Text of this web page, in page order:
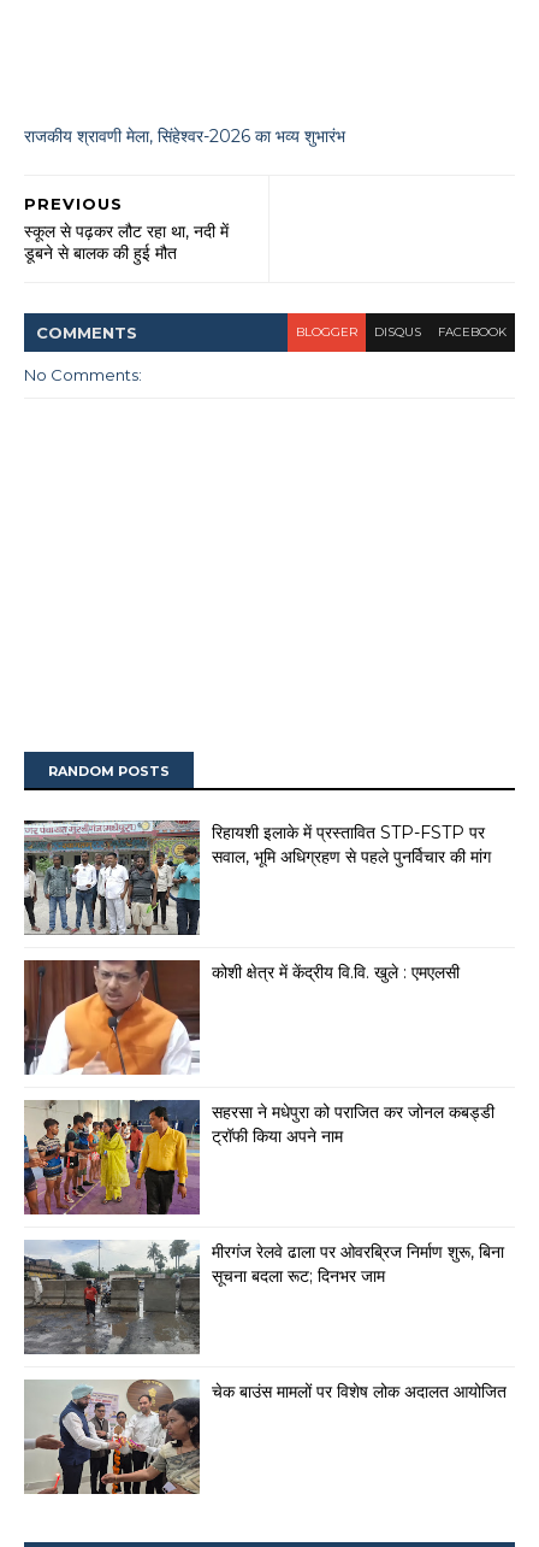
राजकीय श्रावणी मेला, सिंहेश्वर-2026 का भव्य शुभारंभ
PREVIOUS
स्कूल से पढ़कर लौट रहा था, नदी में
डूबने से बालक की हुई मौत
COMMENTS BLOGGER DISQUS FACEBOOK
No Comments:
RANDOM POSTS
रिहायशी इलाके में प्रस्तावित STP-FSTP पर
सवाल, भूमि अधिग्रहण से पहले पुनर्विचार की मांग
कोशी क्षेत्र में केंद्रीय वि.वि. खुले : एमएलसी
सहरसा ने मधेपुरा को पराजित कर जोनल कबड्डी
ट्रॉफी किया अपने नाम
मीरगंज रेलवे ढाला पर ओवरब्रिज निर्माण शुरू, बिना
सूचना बदला रूट; दिनभर जाम
चेक बाउंस मामलों पर विशेष लोक अदालत आयोजित